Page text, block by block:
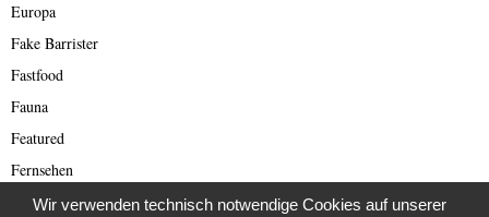
Europa
Fake Barrister
Fastfood
Fauna
Featured
Fernsehen
FilmWir verwenden technisch notwendige Cookies auf unserer